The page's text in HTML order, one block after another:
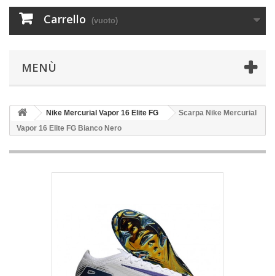
Carrello (vuoto)
MENÙ
Nike Mercurial Vapor 16 Elite FG
Scarpa Nike Mercurial
Vapor 16 Elite FG Bianco Nero